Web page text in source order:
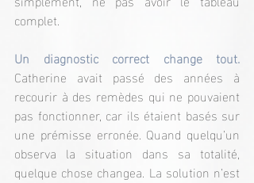
complet.
Un diagnostic correct change tout.
Catherine avait passé des années à
recourir à des remèdes qui ne pouvaient
pas fonctionner, car ils étaient basés sur
une prémisse erronée. Quand quelqu’un
observa la situation dans sa totalité,
quelque chose changea. La solution n’est